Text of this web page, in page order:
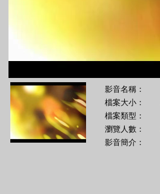
影音名稱：
檔案大小：
檔案類型：
瀏覽人數：
影音簡介：